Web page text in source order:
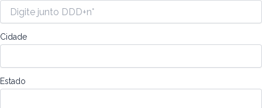
Cidade
Estado